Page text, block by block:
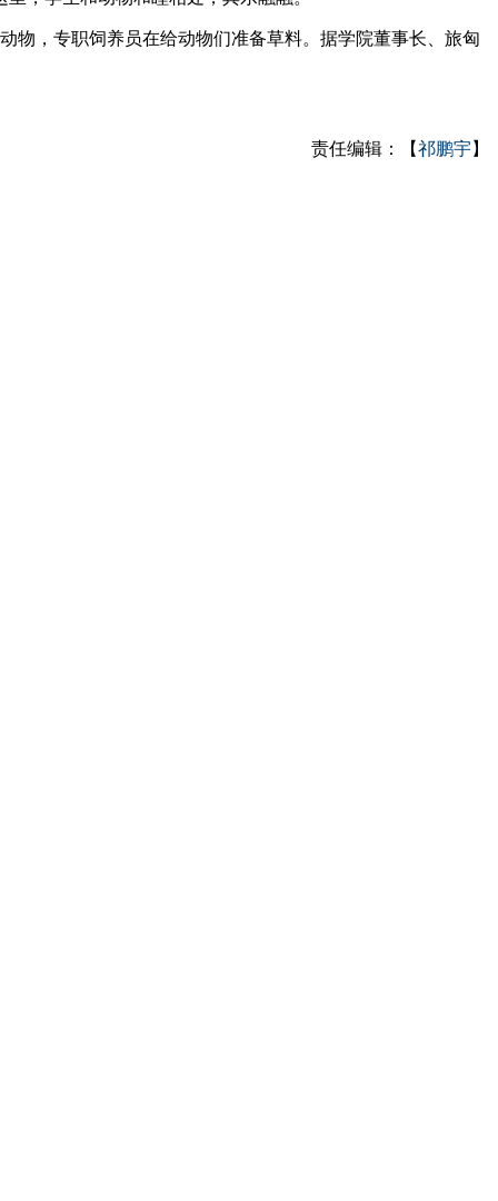
，专职饲养员在给动物们准备草料。据学院董事长、旅匈
责任编辑：【祁鹏宇】